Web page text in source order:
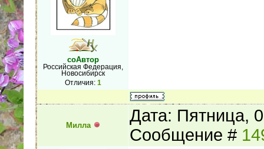
соАвтор
Российская Федерация,
Новосибирск
Отличия: 1
Милла
Дата: Пятница,
Сообщение #